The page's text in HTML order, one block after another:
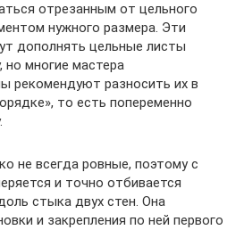
отрезанным от цельного
нужного размера. Эти
дополнять цельные листы
но многие мастера
рекомендуют разносить их в
то есть попеременно
не всегда ровные, поэтому с
и точно отбивается
стыка двух стен. Она
и закрепления по ней первого